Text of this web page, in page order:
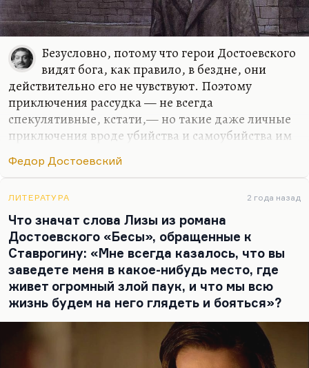
Безусловно, потому что герои Достоевского
видят бога, как правило, в бездне, они
действительно его не чувствуют. Поэтому
приключения рассудка — не всегда
спекулятивные, кстати,— но такие даже личные
приключения вроде убийства и самоубийства им
Просто с интуицией плохо, потому что чувства
постоянный вопрос: если бога нет, то какой же я
штабс-капитан? Вот ощущение того, что он
штабс-капитан, есть; а ощущение присутствия
бога нет. Поэтому надо постоянно мучиться
вопросами и как Кириллов, как Раскольников,
постоянно загонять себя в бездну. Для меня это
совершенно искусственная постановка вопроса.
Но я…
Федор Достоевский
ЛИТЕРАТУРА 2 года назад
Что значат слова Лизы из романа
Достоевского «Бесы», обращенные к
Ставрогину: «Мне всегда казалось, что вы
заведете меня в какое-нибудь место, где
живет огромный злой паук, и что мы всю
жизнь будем на него глядеть и бояться»?